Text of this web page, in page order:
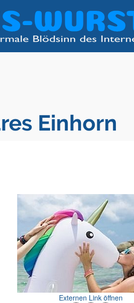
Einhorn
Externen Link öffnen